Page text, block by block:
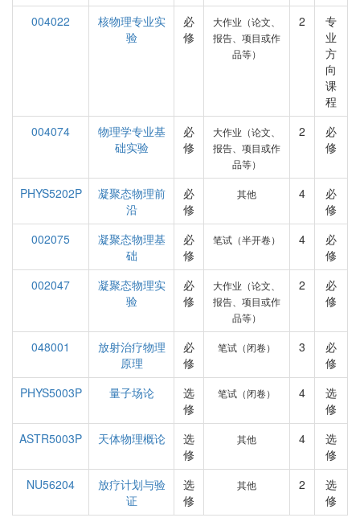
004022
核物理专业实
验
必
修
大作业（论文、
报告、项目或作
品等）
2
专
业
方
向
课
程
004074
物理学专业基
础实验
必
修
大作业（论文、
报告、项目或作
品等）
2
必
修
PHYS5202P
凝聚态物理前
沿
必
修
其他 4
必
修
002075
凝聚态物理基
础
必
修
笔试（半开卷） 4
必
修
002047
凝聚态物理实
验
必
修
大作业（论文、
报告、项目或作
品等）
2
必
修
048001
放射治疗物理
原理
必
修
笔试（闭卷） 3
必
修
PHYS5003P
量子场论
选
修
笔试（闭卷） 4
选
修
ASTR5003P
天体物理概论
选
修
其他 4
选
修
NU56204
放疗计划与验
证
选
修
其他 2
选
修